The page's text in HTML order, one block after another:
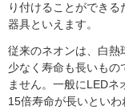
り付けることができ
器具といえます。
従来のネオンは、白熱
少なく寿命も長いも
ません。一般にLEDネ
15倍寿命が長いとい